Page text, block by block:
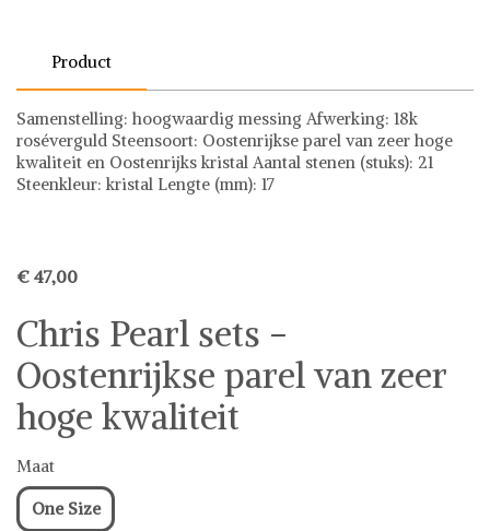
Product
Samenstelling: hoogwaardig messing Afwerking: 18k
roséverguld Steensoort: Oostenrijkse parel van zeer hoge
kwaliteit en Oostenrijks kristal Aantal stenen (stuks): 21
Steenkleur: kristal Lengte (mm): 17
€ 47,00
Chris Pearl sets -
Oostenrijkse parel van zeer
hoge kwaliteit
Maat
One Size